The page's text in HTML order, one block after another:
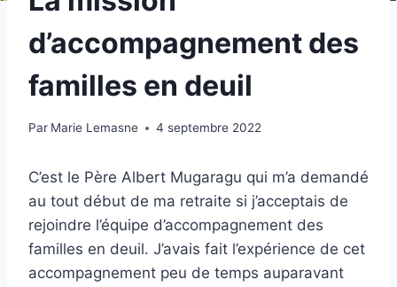
d’accompagnement des
familles en deuil
Par Marie Lemasne 4 septembre 2022
C’est le Père Albert Mugaragu qui m’a demandé
au tout début de ma retraite si j’acceptais de
rejoindre l’équipe d’accompagnement des
familles en deuil. J’avais fait l’expérience de cet
accompagnement peu de temps auparavant